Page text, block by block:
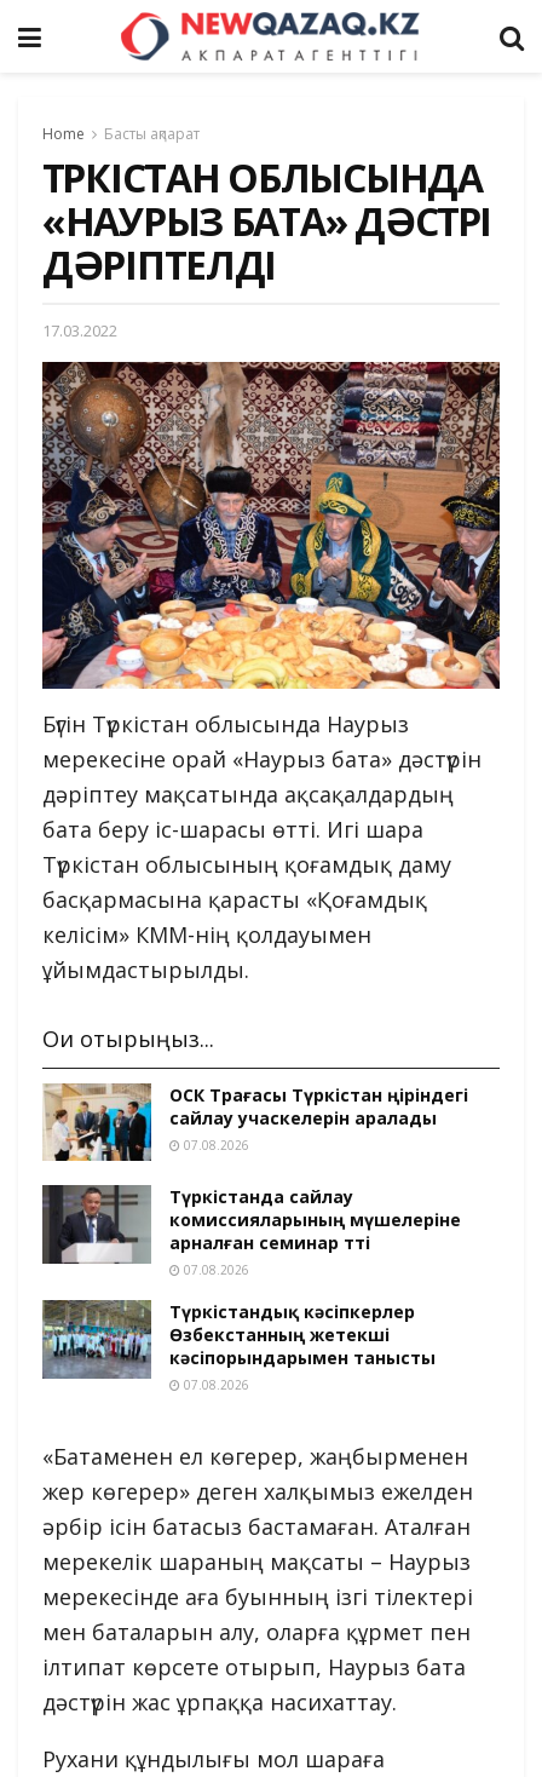
Home Басты ақпарат
ТҮРКІСТАН ОБЛЫСЫНДА
«НАУРЫЗ БАТА» ДӘСТҮРІ
ДӘРІПТЕЛДІ
17.03.2022
Бүгін Түркістан облысында Наурыз
мерекесіне орай «Наурыз бата» дәстүрін
дәріптеу мақсатында ақсақалдардың
бата беру іс-шарасы өтті. Игі шара
Түркістан облысының қоғамдық даму
басқармасына қарасты «Қоғамдық
келісім» КММ-нің қолдауымен
ұйымдастырылды.
Оқи отырыңыз...
ОСК Төрағасы Түркістан өңіріндегі
сайлау учаскелерін аралады
07.08.2026
Түркістанда сайлау
комиссияларының мүшелеріне
арналған семинар өтті
07.08.2026
Түркістандық кәсіпкерлер
Өзбекстанның жетекші
кәсіпорындарымен танысты
07.08.2026
«Батаменен ел көгерер, жаңбырменен
жер көгерер» деген халқымыз ежелден
әрбір ісін батасыз бастамаған. Аталған
мерекелік шараның мақсаты – Наурыз
мерекесінде аға буынның ізгі тілектері
мен баталарын алу, оларға құрмет пен
ілтипат көрсете отырып, Наурыз бата
дәстүрін жас ұрпаққа насихаттау.
Рухани құндылығы мол шараға